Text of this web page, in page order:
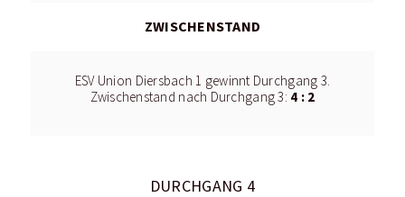
ZWISCHENSTAND
ESV Union Diersbach 1 gewinnt Durchgang 3.
Zwischenstand nach Durchgang 3: 4 : 2
DURCHGANG 4